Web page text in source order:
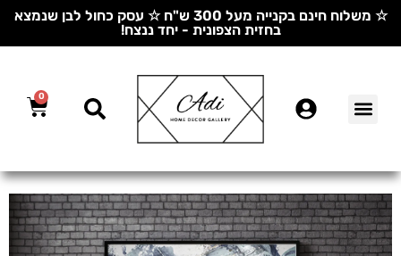
☆ משלוח חינם בקנייה מעל 300 ש"ח ☆ עסק כחול לבן שנמצא
בחזית הצפונית - יחד ננצח!
0